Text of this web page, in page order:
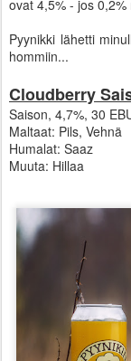
ovat 4,5% - jos
Pyynikki lähetti
hommiin...
Cloudberry
Saison, 4,7%, 30
Maltaat: Pils, Vehnä
Humalat: Saaz
Muuta: Hillaa